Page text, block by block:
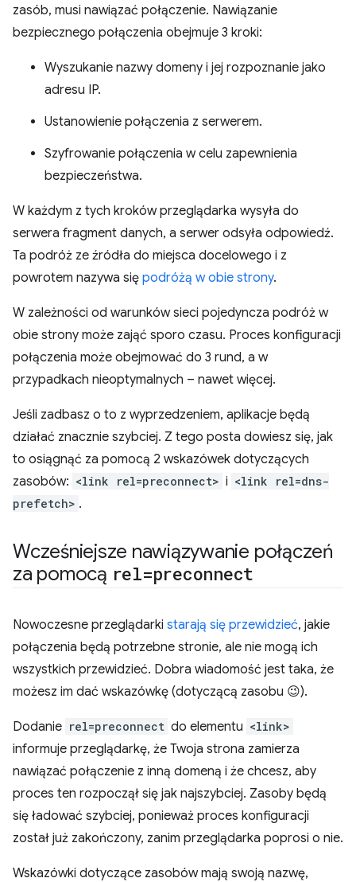
zasób, musi nawiązać połączenie. Nawiązanie
bezpiecznego połączenia obejmuje 3 kroki:
Wyszukanie nazwy domeny i jej rozpoznanie jako
adresu IP.
Ustanowienie połączenia z serwerem.
Szyfrowanie połączenia w celu zapewnienia
bezpieczeństwa.
W każdym z tych kroków przeglądarka wysyła do
serwera fragment danych, a serwer odsyła odpowiedź.
Ta podróż ze źródła do miejsca docelowego i z
powrotem nazywa się podróżą w obie strony.
W zależności od warunków sieci pojedyncza podróż w
obie strony może zająć sporo czasu. Proces konfiguracji
połączenia może obejmować do 3 rund, a w
przypadkach nieoptymalnych – nawet więcej.
Jeśli zadbasz o to z wyprzedzeniem, aplikacje będą
działać znacznie szybciej. Z tego posta dowiesz się, jak
to osiągnąć za pomocą 2 wskazówek dotyczących
zasobów: <link rel=preconnect> i <link rel=dns-
prefetch> .
Wcześniejsze nawiązywanie połączeń
za pomocą rel=preconnect
Nowoczesne przeglądarki starają się przewidzieć, jakie
połączenia będą potrzebne stronie, ale nie mogą ich
wszystkich przewidzieć. Dobra wiadomość jest taka, że
możesz im dać wskazówkę (dotyczącą zasobu 😉).
Dodanie rel=preconnect do elementu <link>
informuje przeglądarkę, że Twoja strona zamierza
nawiązać połączenie z inną domeną i że chcesz, aby
proces ten rozpoczął się jak najszybciej. Zasoby będą
się ładować szybciej, ponieważ proces konfiguracji
został już zakończony, zanim przeglądarka poprosi o nie.
Wskazówki dotyczące zasobów mają swoją nazwę,